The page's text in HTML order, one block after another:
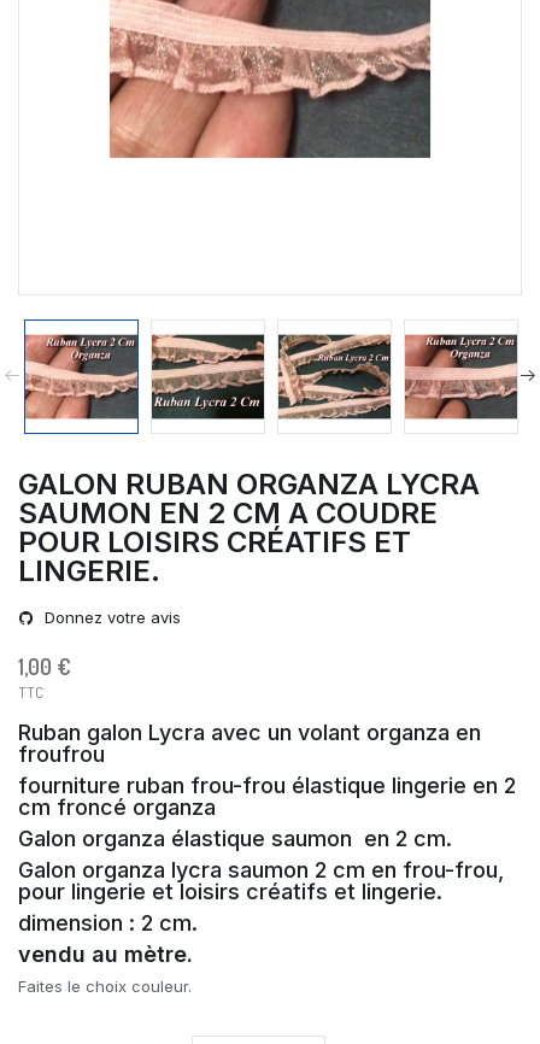
GALON RUBAN ORGANZA LYCRA
SAUMON EN 2 CM A COUDRE
POUR LOISIRS CRÉATIFS ET
LINGERIE.
Donnez votre avis
1,00 €
TTC
Ruban galon Lycra avec un volant organza en
froufrou
fourniture ruban frou-frou élastique lingerie en 2
cm froncé organza
Galon organza élastique saumon en 2 cm.
Galon organza lycra saumon 2 cm en frou-frou,
pour lingerie et loisirs créatifs et lingerie.
dimension : 2 cm.
vendu au mètre.
Faites le choix couleur.